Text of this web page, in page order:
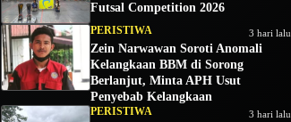
Futsal Competition 2026
PERISTIWA 3 hari lalu
Zein Narwawan Soroti Anomali
Kelangkaan BBM di Sorong
Berlanjut, Minta APH Usut
Penyebab Kelangkaan
PERISTIWA 3 hari lalu